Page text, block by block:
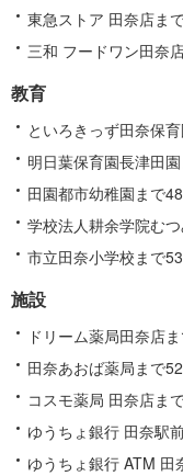
東急ストア 田奈店ま
三和 フードワン田奈
教育
といろきっず田奈保
明日葉保育園長津田
田園都市幼稚園まで
学校法人耕余学院む
市立田奈小学校まで
施設
ドリーム薬局田奈店
田奈あおば薬局まで
コスモ薬局 田奈店ま
ゆうちょ銀行 田奈駅
ゆうちょ銀行 ATM